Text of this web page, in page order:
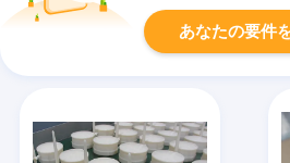
あなたの要件